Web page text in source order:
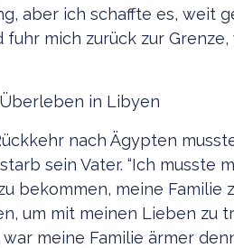
aber ich schaffte es, weit
fuhr mich zurück zur
in Libyen
nach Ägypten
sein Vater. “Ich musste
bekommen, meine Familie
um mit meinen Lieben zu
meine Familie ärmer denn